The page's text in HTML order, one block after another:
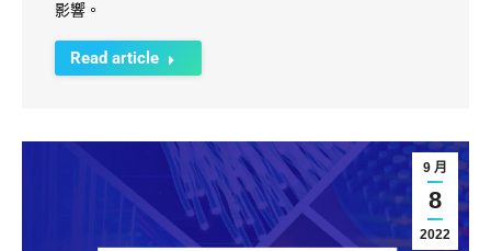
影響。
Read article
9 月
8
2022